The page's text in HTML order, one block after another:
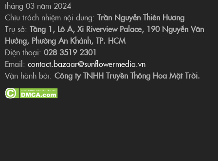
tháng 03 năm 2024
Chịu trách nhiệm nội dung: Trần Nguyễn Thiên Hương
Trụ sở: Tầng 1, Lô A, Xi Riverview Palace, 190 Nguyễn Văn
Hưởng, Phường An Khánh, TP. HCM
Điện thoại: 028 3519 2301
Email: contact.bazaar@sunflowermedia.vn
Vận hành bởi: Công ty TNHH Truyền Thông Hoa Mặt Trời.